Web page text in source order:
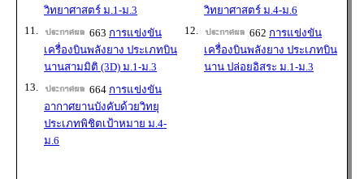
วิทยาศาสตร์ ม.1-ม.3
วิทยาศาสตร์ ม.4-ม.6
11.
663 การแข่งขัน
เครื่องบินพลังยาง ประเภทบิน
นานสามมิติ (3D) ม.1-ม.3
12. 662 การแข่งขัน
เครื่องบินพลังยาง ประเภทบิน
นาน ปล่อยอิสระ ม.1-ม.3
13.
664 การแข่งขัน
อากาศยานบังคับด้วยวิทยุ
ประเภทพิชิตเป้าหมาย ม.4-
ม.6